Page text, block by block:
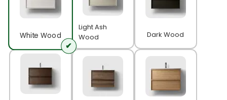
White Wood
Light Ash
Wood
Dark Wood